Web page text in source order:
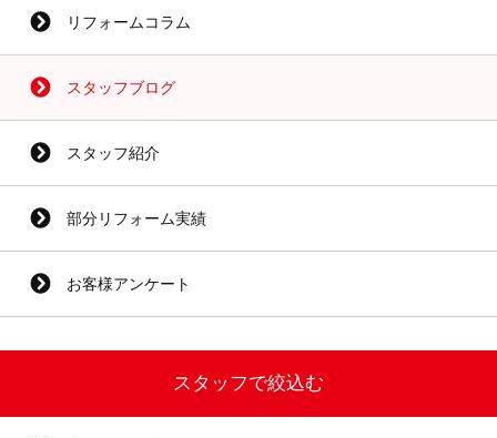
リフォームコラム
スタッフブログ
スタッフ紹介
部分リフォーム実績
お客様アンケート
スタッフで絞込む